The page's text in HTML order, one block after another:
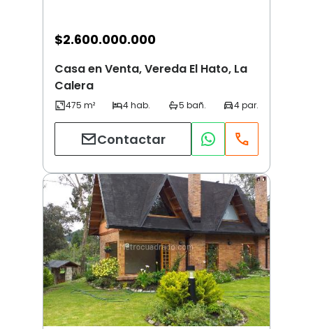
$2.600.000.000
Casa en Venta, Vereda El Hato, La
Calera
Contactar